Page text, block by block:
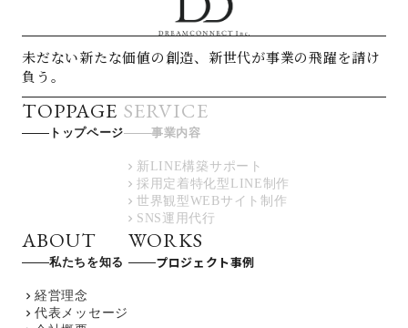
未だない新たな価値の創造、新世代が事業の飛躍を請け
負う。
TOPPAGE
トップページ
SERVICE
事業内容
keyboard_arrow_right 新LINE構築サポート
keyboard_arrow_right 採用定着特化型LINE制作
keyboard_arrow_right 世界観型WEBサイト制作
keyboard_arrow_right SNS運用代行
ABOUT
私たちを知る
keyboard_arrow_right 経営理念
keyboard_arrow_right 代表メッセージ
WORKS
プロジェクト事例